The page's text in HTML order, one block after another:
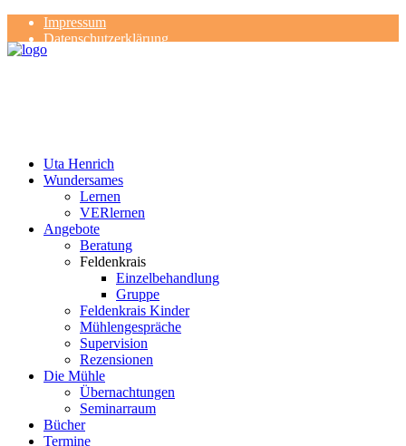
Impressum
Datenschutzerklärung
Kontakt
Uta Henrich
Wundersames
Lernen
VERlernen
Angebote
Beratung
Feldenkrais
Einzelbehandlung
Gruppe
Feldenkrais Kinder
Mühlengespräche
Supervision
Rezensionen
Die Mühle
Übernachtungen
Seminarraum
Bücher
Termine